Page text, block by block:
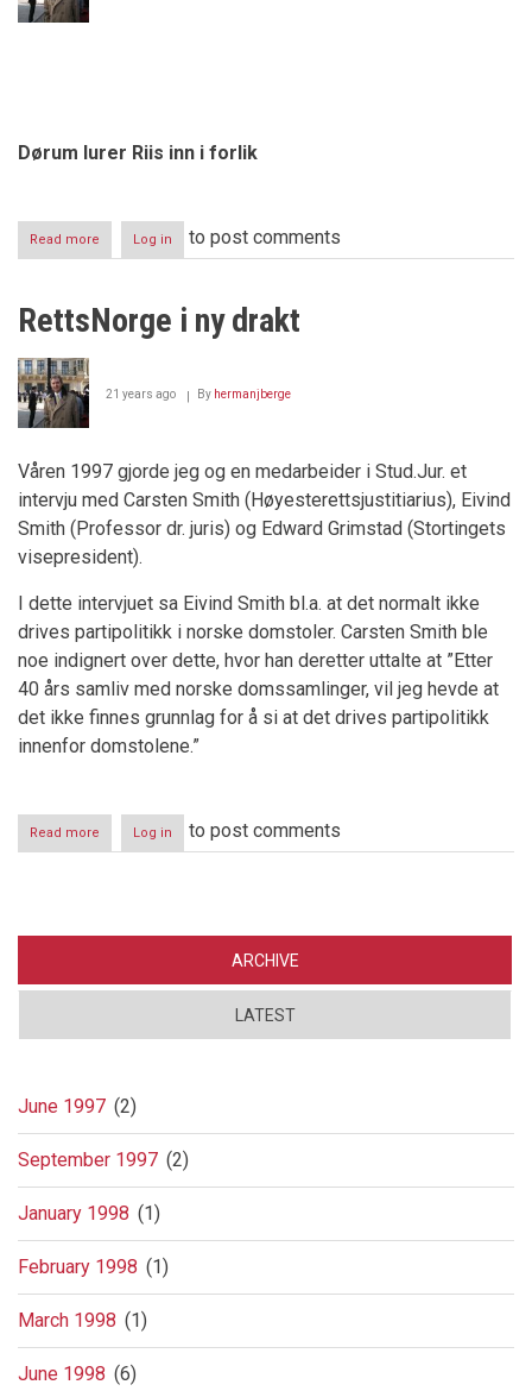
Dørum lurer Riis inn i forlik
Read more about
Staten
svindle
familien
Log in to post comments
RettsNorge i ny drakt
21 years ago By hermanjberge
Våren 1997 gjorde jeg og en medarbeider i Stud.Jur. et
intervju med Carsten Smith (Høyesterettsjustitiarius), Eivind
Smith (Professor dr. juris) og Edward Grimstad (Stortingets
visepresident).
I dette intervjuet sa Eivind Smith bl.a. at det normalt ikke
drives partipolitikk i norske domstoler. Carsten Smith ble
noe indignert over dette, hvor han deretter uttalte at ”Etter
40 års samliv med norske domssamlinger, vil jeg hevde at
det ikke finnes grunnlag for å si at det drives partipolitikk
innenfor domstolene.”
Read more
RettsNorge
Log in to post comments
ARCHIVE
LATEST
June 1997 (2)
September 1997 (2)
January 1998 (1)
February 1998 (1)
March 1998 (1)
June 1998 (6)